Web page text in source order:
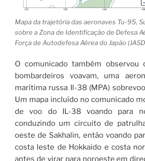
Mapa da trajetória das aeronaves Tu-95,
sobre a Zona de Identificação de Defesa
Força de Autodefesa Aérea do Japão
O comunicado também observou
bombardeiros voavam, uma
marítima russa Il-38 (MPA)
Um mapa incluído no comunicado
de voo do IL-38 voando para
conduzindo um circuito de
oeste de Sakhalin, então voando
costa leste de Hokkaido e costa
antes de virar para noroeste em